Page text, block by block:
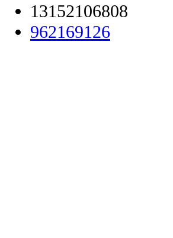
13152106808
962169126